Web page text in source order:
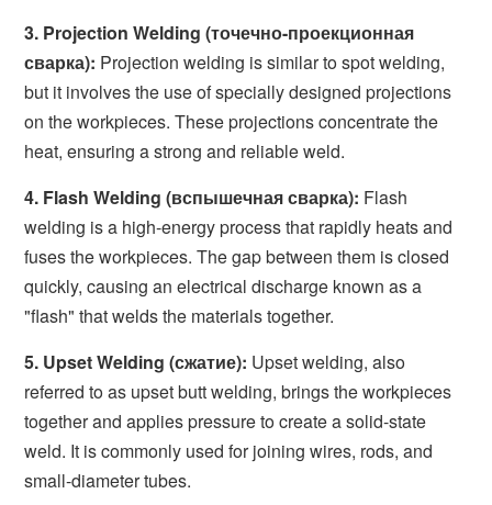
3. Projection Welding (точечно-проекционная
сварка): Projection welding is similar to spot welding,
but it involves the use of specially designed projections
on the workpieces. These projections concentrate the
heat, ensuring a strong and reliable weld.
4. Flash Welding (вспышечная сварка): Flash
welding is a high-energy process that rapidly heats and
fuses the workpieces. The gap between them is closed
quickly, causing an electrical discharge known as a
"flash" that welds the materials together.
5. Upset Welding (сжатие): Upset welding, also
referred to as upset butt welding, brings the workpieces
together and applies pressure to create a solid-state
weld. It is commonly used for joining wires, rods, and
small-diameter tubes.